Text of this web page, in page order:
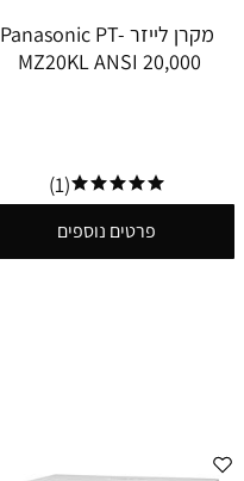
מקרן לייזר Panasonic PT-
MZ20KL ANSI 20,000
(1)
פרטים נוספים